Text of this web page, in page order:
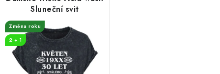
Sluneční svit
Změna roku
2 + 1